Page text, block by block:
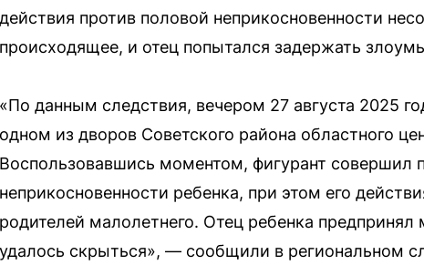
действия против половой неприкосновенности
происходящее, и отец попытался задержать
«По данным следствия, вечером 27 августа 2025
одном из дворов Советского района областного
Воспользовавшись моментом, фигурант совершил
неприкосновенности ребенка, при этом его
родителей малолетнего. Отец ребенка
удалось скрыться», — сообщили в региональном